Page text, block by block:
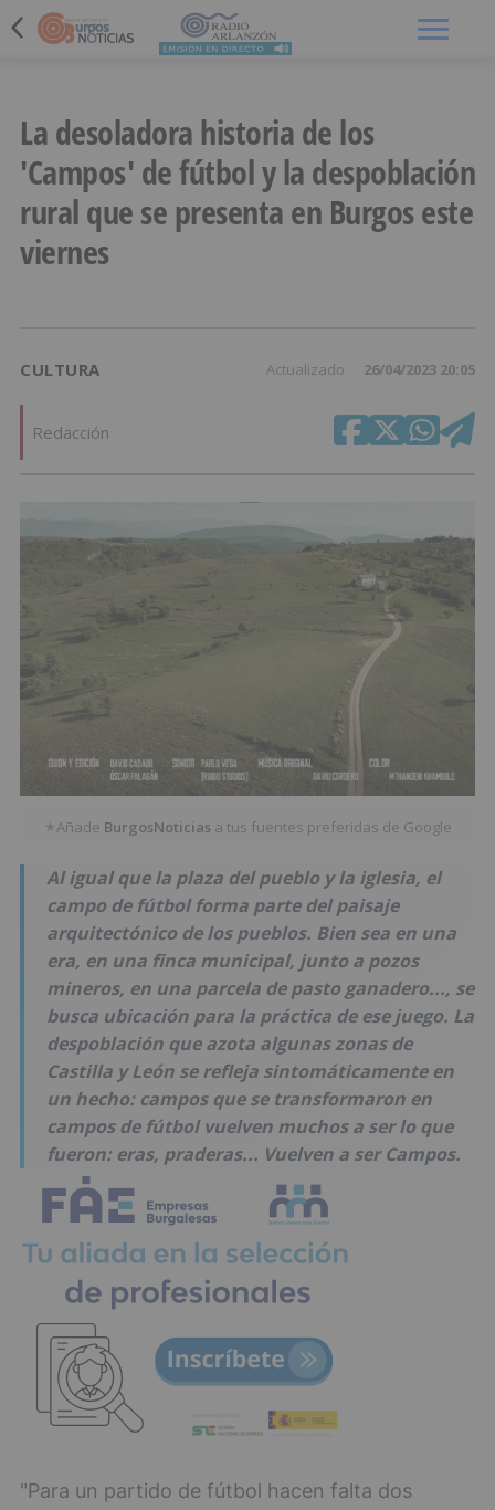
La desoladora historia de los
'Campos' de fútbol y la despoblación
rural que se presenta en Burgos este
viernes
CULTURA Actualizado 26/04/2023 20:05
Redacción
★Añade BurgosNoticias a tus fuentes preferidas de Google
Al igual que la plaza del pueblo y la iglesia, el
campo de fútbol forma parte del paisaje
arquitectónico de los pueblos. Bien sea en una
era, en una finca municipal, junto a pozos
mineros, en una parcela de pasto ganadero..., se
busca ubicación para la práctica de ese juego. La
despoblación que azota algunas zonas de
Castilla y León se refleja sintomáticamente en
un hecho: campos que se transformaron en
campos de fútbol vuelven muchos a ser lo que
fueron: eras, praderas... Vuelven a ser Campos.
"Para un partido de fútbol hacen falta dos